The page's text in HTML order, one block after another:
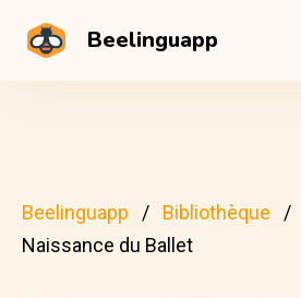
Beelinguapp
Beelinguapp Bibliothèque
Naissance du Ballet